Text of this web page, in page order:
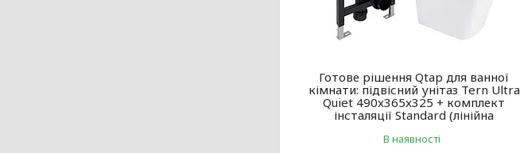
Готове рішення Qtap для ванної
кімнати: підвісний унітаз Tern Ultra
Quiet 490x365x325 + комплект
інсталяції Standard (лінійна
В наявності